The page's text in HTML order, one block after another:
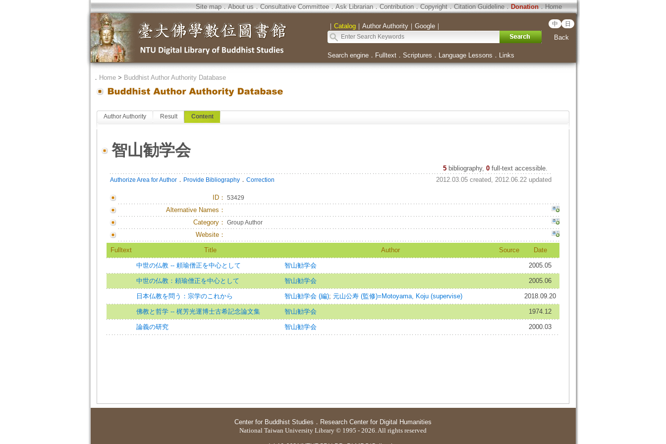
Site map．About us．Consultative Committee．Ask Librarian．Contribution．Copyright．Citation Guideline．Donation．Home
｜ Catalog｜ Author Authority｜ Google｜ 中 日
Back
Search engine． Fulltext． Scriptures ． Language Lessons ． Links
． Home> Buddhist Author Authority Database
Author Authority Result Content
智山勧学会
5 bibliography, 0full-text accessible.
Authorize Area for Author． Provide Bibliography． Correction 2012.03.05 created, 2012.06.22 updated
ID： 53429
Alternative Names：
Category： Group Author
Website：
Fulltext Title Author Source Date
中世の仏教 -- 頼瑜僧正を中心として 智山勧学会 2005.05
中世の仏教：頼瑜僧正を中心として 智山勧学会 2005.06
日本仏教を問う：宗学のこれから 智山勧学会 (編); 元山公寿 (監修)=Motoyama, Koju (supervise) 2018.09.20
佛教と哲学 -- 梶芳光運博士古希記念論文集 智山勧学会 1974.12
論義の研究 智山勧学会 2000.03
Center for Buddhist Studies ． Research Center for Digital Humanities
National Taiwan University Library © 1995 - 2026. All rights reserved